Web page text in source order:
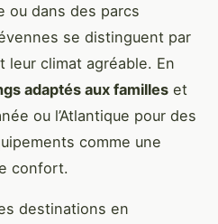
ou dans des parcs
se distinguent par
leur climat agréable. En
adaptés aux familles et
ou l’Atlantique pour des
comme une
confort.
destinations en